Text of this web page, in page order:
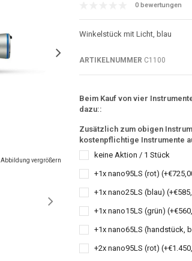
Abbildung vergrößern
0 bewertungen
Winkelstück mit Licht, blau
ARTIKELNUMMER C1100
Beim Kauf von vier
dazu::
Zusätzlich zum obigen
kostenpflichtige Instrumente
keine Aktion / 1 Stück
+1x nano95LS (rot)
+1x nano25LS (blau)
+1x nano15LS (grün)
+1x nano65LS (handstück,
+2x nano95LS (rot)